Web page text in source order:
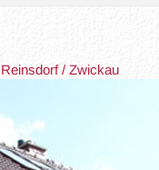
/ Zwickau